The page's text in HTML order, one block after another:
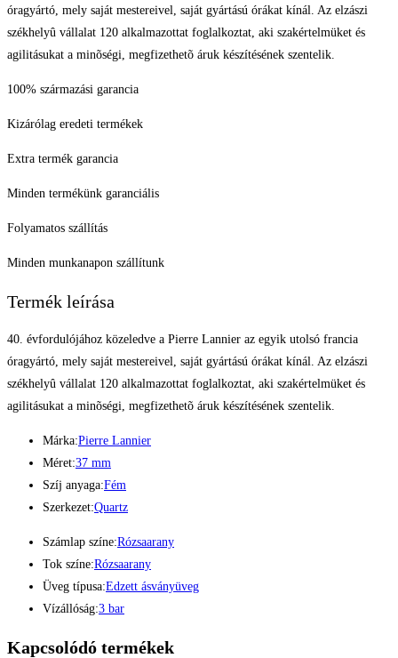
óragyártó, mely saját mestereivel, saját gyártású órákat kínál. Az elzászi
székhelyû vállalat 120 alkalmazottat foglalkoztat, aki szakértelmüket és
agilitásukat a minõségi, megfizethetõ áruk készítésének szentelik.
100% származási garancia
Kizárólag eredeti termékek
Extra termék garancia
Minden termékünk garanciális
Folyamatos szállítás
Minden munkanapon szállítunk
Termék leírása
40. évfordulójához közeledve a Pierre Lannier az egyik utolsó francia
óragyártó, mely saját mestereivel, saját gyártású órákat kínál. Az elzászi
székhelyû vállalat 120 alkalmazottat foglalkoztat, aki szakértelmüket és
agilitásukat a minõségi, megfizethetõ áruk készítésének szentelik.
Márka:Pierre Lannier
Méret:37 mm
Szíj anyaga:Fém
Szerkezet:Quartz
Számlap színe:Rózsaarany
Tok színe:Rózsaarany
Üveg típusa:Edzett ásványüveg
Vízállóság:3 bar
Kapcsolódó termékek